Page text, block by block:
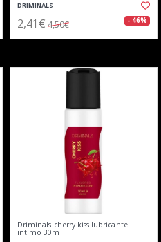
DRIMINALS
2,41€ 4,50€ - 46%
Driminals cherry kiss lubricante
intimo 30ml